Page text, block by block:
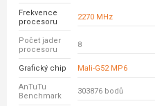
Frekvence
procesoru
2270 MHz
Počet jader
procesoru
8
Grafický chip Mali-G52 MP6
AnTuTu
Benchmark
303876 bodů